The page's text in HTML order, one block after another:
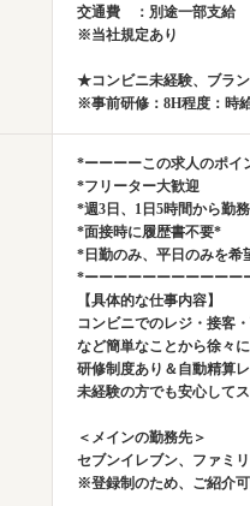
交通費 ：別途一部支給
※当社規定あり
★コンビニ未経験、ブラン
※事前研修：8H程度：時
*ーーーーこの求人のポイ
*フリーター大歓迎
*週3日、1日5時間から勤
*面接時に履歴書不要*
*日勤のみ、平日のみを希
*ーーーーーーーーーーー
【具体的な仕事内容】
コンビニでのレジ・接客
など簡単なことから徐々
研修制度あり＆自動精算
未経験の方でも安心して
＜メインの勤務先＞
セブンイレブン、ファミ
※登録制のため、ご紹介